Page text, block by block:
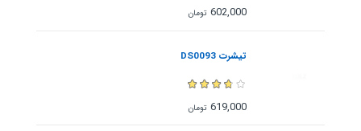
602,000 تومان
تیشرت DS0093
619,000 تومان